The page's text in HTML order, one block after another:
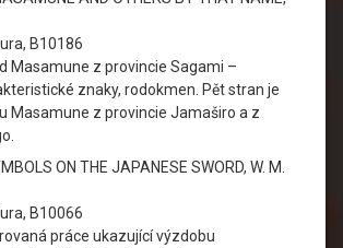
B10186
Masamune z provincie Sagami –
znaky, rodokmen. Pět stran je
Masamune z provincie Jamaširo a z
ON THE JAPANESE SWORD, W. M.
B10066
práce ukazující výzdobu